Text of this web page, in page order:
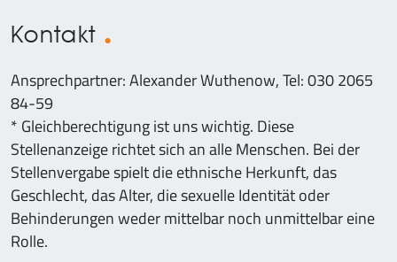
Kontakt
Ansprechpartner: Alexander Wuthenow, Tel: 030 2065
84-59
* Gleichberechtigung ist uns wichtig. Diese
Stellenanzeige richtet sich an alle Menschen. Bei der
Stellenvergabe spielt die ethnische Herkunft, das
Geschlecht, das Alter, die sexuelle Identität oder
Behinderungen weder mittelbar noch unmittelbar eine
Rolle.